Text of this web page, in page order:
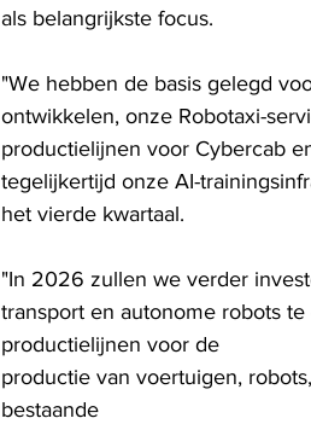
als belangrijkste focus.
"We hebben de basis gelegd
ontwikkelen, onze Robotaxi-
productielijnen voor Cybercab
tegelijkertijd onze AI-
het vierde kwartaal.
"In 2026 zullen we verder
transport en autonome robots
productielijnen voor de
productie van voertuigen,
bestaande